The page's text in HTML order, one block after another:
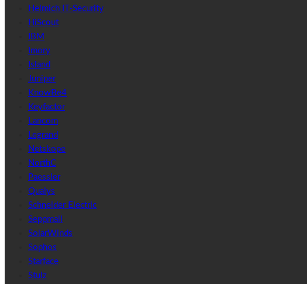
Helmich IT-Security
HiScout
IBM
Imory
Island
Juniper
KnowBe4
Keyfactor
Lancom
Legrand
Netskope
NorthC
Paessler
Qualys
Schneider Electric
Seppmail
SolarWinds
Sophos
Starface
Stulz